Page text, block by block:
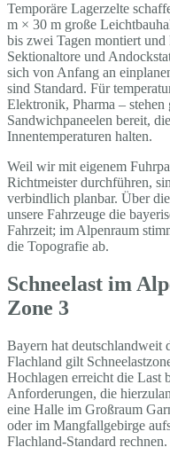
Temporäre Lagerzelte
m × 30 m große
bis zwei Tagen montiert
Sektionaltore und
sich von Anfang an
sind Standard. Für
Elektronik, Pharma –
Sandwichpaneelen bereit,
Innentemperaturen halten.
Weil wir mit eigenem
Richtmeister durchführen,
verbindlich planbar. Über
unsere Fahrzeuge die
Fahrzeit; im Alpenraum
die Topografie ab.
Schneelast im
Zone 3
Bayern hat deutschlandweit
Flachland gilt
Hochlagen erreicht die Last
Anforderungen, die
eine Halle im Großraum
oder im Mangfallgebirge
Flachland-Standard rechnen.